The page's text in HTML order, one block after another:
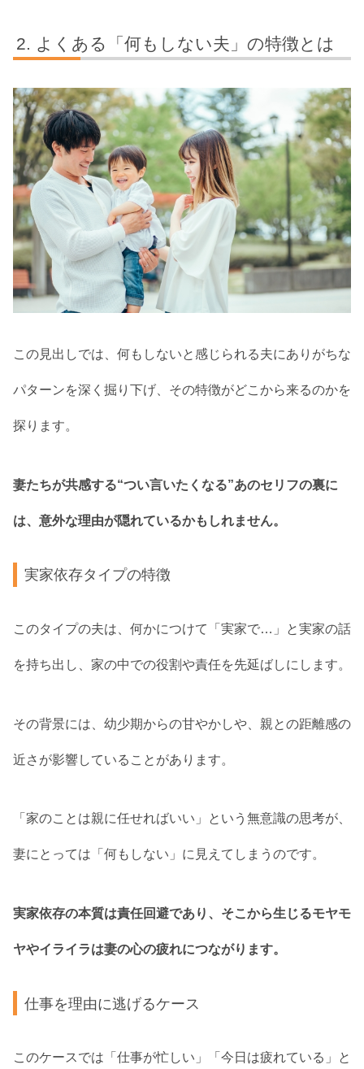
よくある「何もしない夫」の特徴とは
この見出しでは、何もしないと感じられる夫にありがちな
パターンを深く掘り下げ、その特徴がどこから来るのかを
探ります。
妻たちが共感する“つい言いたくなる”あのセリフの裏に
は、意外な理由が隠れているかもしれません。
実家依存タイプの特徴
このタイプの夫は、何かにつけて「実家で…」と実家の話
を持ち出し、家の中での役割や責任を先延ばしにします。
その背景には、幼少期からの甘やかしや、親との距離感の
近さが影響していることがあります。
「家のことは親に任せればいい」という無意識の思考が、
妻にとっては「何もしない」に見えてしまうのです。
実家依存の本質は責任回避であり、そこから生じるモヤモ
ヤやイライラは妻の心の疲れにつながります。
仕事を理由に逃げるケース
このケースでは「仕事が忙しい」「今日は疲れている」と